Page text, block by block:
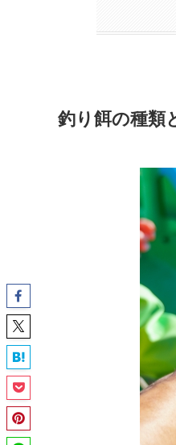
釣り餌の種類